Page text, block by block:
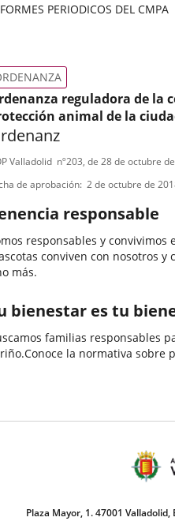
PERIODICOS DEL CMPA
reguladora de la
animal de la
Valladolid nº203, de 28 de octubre
de aprobación 2 de octubre de
responsable
responsables y
conviven con nosotros y
más.
bienestar es tu
familias responsables
la normativa sobre
Plaza Mayor, 1. 47001 Valladolid,